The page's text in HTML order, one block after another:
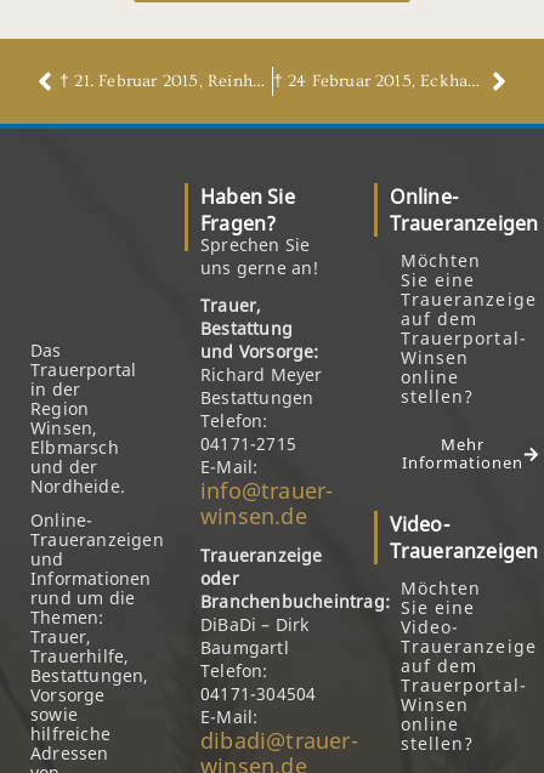
† 21. Februar 2015, Reinhard Hansen † 24 Februar 2015, Eckhard Lenk
Das
Trauerportal
in der
Region
Winsen,
Elbmarsch
und der
Nordheide.
Online-
Traueranzeigen
und
Informationen
rund um die
Themen:
Trauer,
Trauerhilfe,
Bestattungen,
Vorsorge
sowie
hilfreiche
Adressen
Haben Sie
Fragen?
Sprechen Sie
uns gerne an!
Trauer,
Bestattung
und Vorsorge:
Richard Meyer
Bestattungen
Telefon:
04171-2715
E-Mail:
info@trauer-
winsen.de
Traueranzeige
oder
Branchenbucheintrag:
DiBaDi – Dirk
Baumgartl
Telefon:
04171-304504
E-Mail:
dibadi@trauer-
winsen.de
Online-
Traueranzeigen
Möchten
Sie eine
Traueranzeige
auf dem
Trauerportal-
Winsen
online
stellen?
Mehr
Informationen
Video-
Traueranzeigen
Möchten
Sie eine
Video-
Traueranzeige
auf dem
Trauerportal-
Winsen
online
stellen?